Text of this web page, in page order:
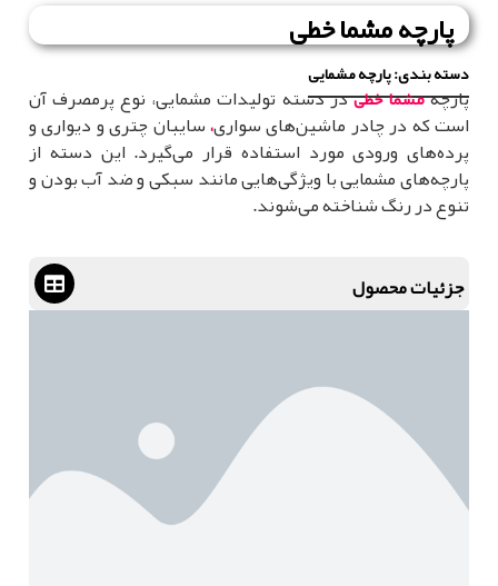
پارچه مشما خطی
دسته بندی:پارچه مشمایی
پارچهمشما خطیدر دسته تولیدات مشمایی، نوع پرمصرف آن
است که در چادر ماشین‌های سواری،سایبان چتری و دیواری و
پرده‌های ورودی مورد استفاده قرار می‌گیرد. این دسته از
پارچه‌های مشمایی با ویژگی‌هایی مانند سبکی و ضد آب بودن و
تنوع در رنگ شناخته می‌شوند.
جزئیات محصول